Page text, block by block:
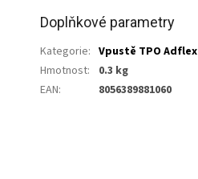
Doplňkové parametry
Kategorie: Vpustě TPO Adflex
Hmotnost:
0.3 kg
EAN: 8056389881060